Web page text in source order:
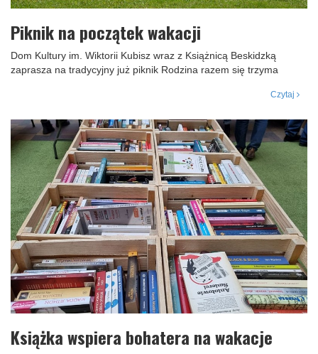
Piknik na początek wakacji
Dom Kultury im. Wiktorii Kubisz wraz z Książnicą Beskidzką
zaprasza na tradycyjny już piknik Rodzina razem się trzyma
Czytaj
Książka wspiera bohatera na wakacje